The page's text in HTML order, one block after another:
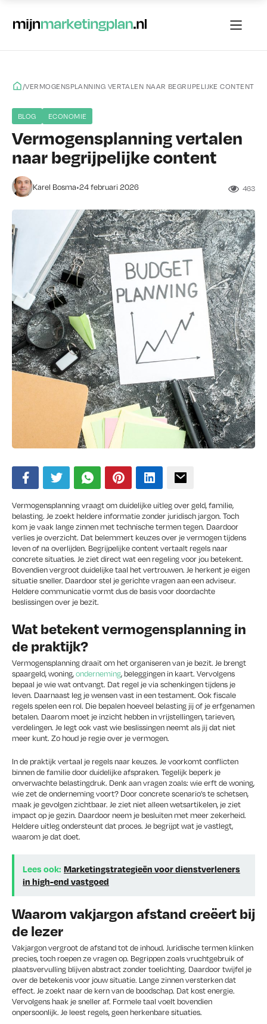
/VERMOGENSPLANNING VERTALEN NAAR BEGRIJPELIJKE CONTENT
BLOG ECONOMIE
Vermogensplanning vertalen
naar begrijpelijke content
Karel Bosma•24 februari 2026 463
Vermogensplanning vraagt om duidelijke uitleg over geld, familie,
belasting. Je zoekt heldere informatie zonder juridisch jargon. Toch
kom je vaak lange zinnen met technische termen tegen. Daardoor
verlies je overzicht. Dat belemmert keuzes over je vermogen tijdens
leven of na overlijden. Begrijpelijke content vertaalt regels naar
concrete situaties. Je ziet direct wat een regeling voor jou betekent.
Bovendien vergroot duidelijke taal het vertrouwen. Je herkent je eigen
situatie sneller. Daardoor stel je gerichte vragen aan een adviseur.
Heldere communicatie vormt dus de basis voor doordachte
beslissingen over je bezit.
Wat betekent vermogensplanning in
de praktijk?
Vermogensplanning draait om het organiseren van je bezit. Je brengt
spaargeld, woning,onderneming, beleggingen in kaart. Vervolgens
bepaal je wie wat ontvangt. Dat regel je via schenkingen tijdens je
leven. Daarnaast leg je wensen vast in een testament. Ook fiscale
regels spelen een rol. Die bepalen hoeveel belasting jij of je erfgenamen
betalen. Daarom moet je inzicht hebben in vrijstellingen, tarieven,
verdelingen. Je legt ook vast wie beslissingen neemt als jij dat niet
meer kunt. Zo houd je regie over je vermogen.
In de praktijk vertaal je regels naar keuzes. Je voorkomt conflicten
binnen de familie door duidelijke afspraken. Tegelijk beperk je
onverwachte belastingdruk. Denk aan vragen zoals: wie erft de woning,
wie zet de onderneming voort? Door concrete scenario’s te schetsen,
maak je gevolgen zichtbaar. Je ziet niet alleen wetsartikelen, je ziet
impact op je gezin. Daardoor neem je besluiten met meer zekerheid.
Heldere uitleg ondersteunt dat proces. Je begrijpt wat je vastlegt,
waarom je dat doet.
Lees ook: Marketingstrategieën voor dienstverleners
in high-end vastgoed
Waarom vakjargon afstand creëert bij
de lezer
Vakjargon vergroot de afstand tot de inhoud. Juridische termen klinken
precies, toch roepen ze vragen op. Begrippen zoals vruchtgebruik of
plaatsvervulling blijven abstract zonder toelichting. Daardoor twijfel je
over de betekenis voor jouw situatie. Lange zinnen versterken dat
effect. Je zoekt naar de kern van de boodschap. Dat kost energie.
Vervolgens haak je sneller af. Formele taal voelt bovendien
onpersoonlijk. Je leest regels, geen herkenbare situaties.